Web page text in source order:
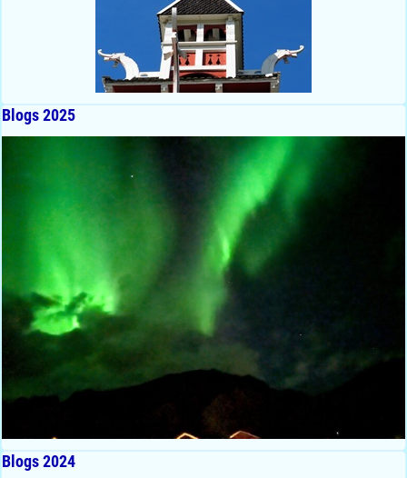
Blogs 2025
Blogs 2024